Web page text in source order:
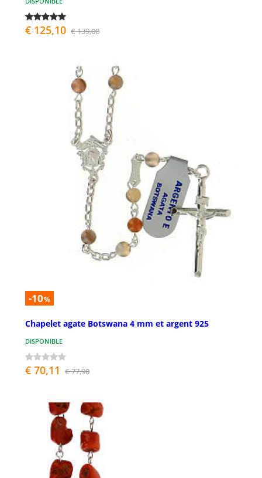
€ 125,10 € 139,00
-10%
Chapelet agate Botswana 4 mm et argent 925
DISPONIBLE
€ 70,11 € 77,90